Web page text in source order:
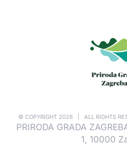
© COPYRIGHT 2026 | ALL RIGHTS
PRIRODA GRADA
1, 10000